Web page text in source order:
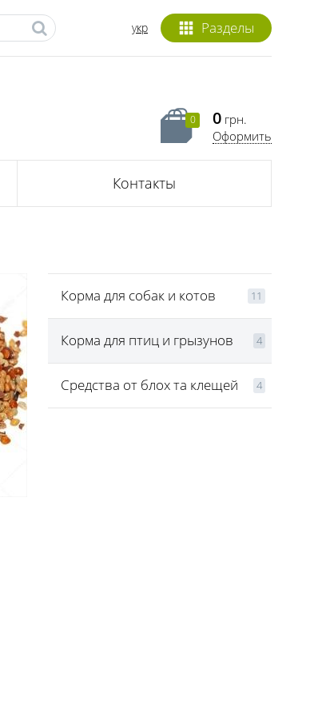
Разделы
укр
0 0 грн.
Оформить
Контакты
Корма для собак и котов 11
Корма для птиц и грызунов 4
Средства от блох та клещей 4